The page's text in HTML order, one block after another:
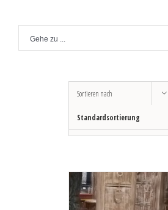
Gehe zu ...
Sortieren nach
Standardsortierung
Zeige12 Produkte